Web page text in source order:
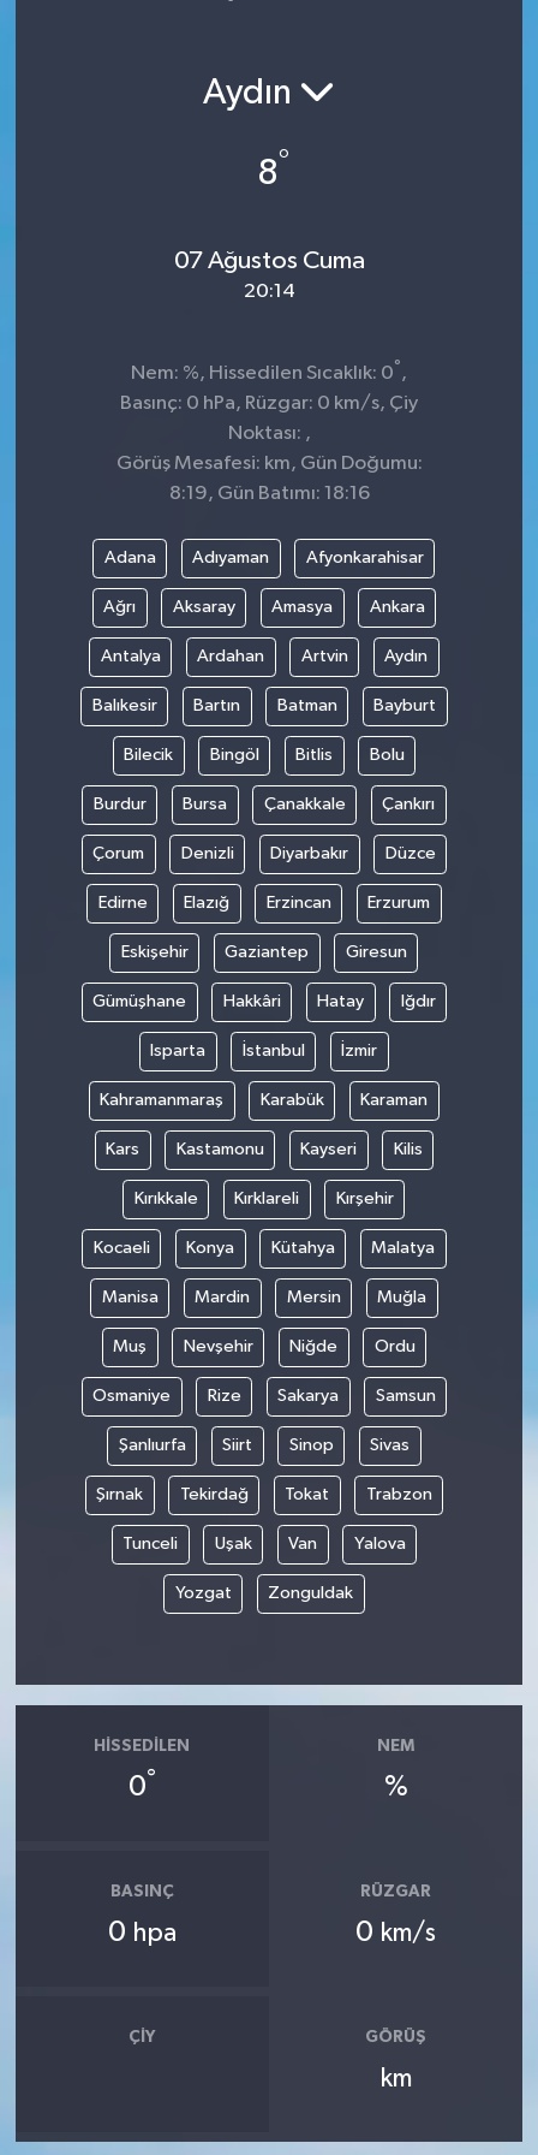
Aydın
8°
07 Ağustos Cuma
20:14
Nem: %, Hissedilen Sıcaklık: 0° ,
Basınç: 0 hPa, Rüzgar: 0 km/s, Çiy
Noktası: ,
Görüş Mesafesi: km, Gün Doğumu:
8:19, Gün Batımı: 18:16
Adana Adıyaman Afyonkarahisar
Ağrı Aksaray Amasya Ankara
Antalya Ardahan Artvin Aydın
Balıkesir Bartın Batman Bayburt
Bilecik Bingöl Bitlis Bolu
Burdur Bursa Çanakkale Çankırı
Çorum Denizli Diyarbakır Düzce
Edirne Elazığ Erzincan Erzurum
Eskişehir Gaziantep Giresun
Gümüşhane Hakkâri Hatay Iğdır
Isparta İstanbul İzmir
Kahramanmaraş Karabük Karaman
Kars Kastamonu Kayseri Kilis
Kırıkkale Kırklareli Kırşehir
Kocaeli Konya Kütahya Malatya
Manisa Mardin Mersin Muğla
Muş Nevşehir Niğde Ordu
Osmaniye Rize Sakarya Samsun
Şanlıurfa Siirt Sinop Sivas
Şırnak Tekirdağ Tokat Trabzon
Tunceli Uşak Van Yalova
Yozgat Zonguldak
HISSEDILEN
0°
NEM
%
BASINÇ
0 hpa
RÜZGAR
0 km/s
ÇIY GÖRÜŞ
km